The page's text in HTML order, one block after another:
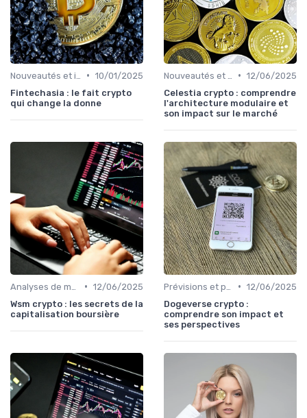
• 10/01/2025
Fintechasia : le fait crypto
qui change la donne
• 12/06/2025
Celestia crypto : comprendre
l'architecture modulaire et
son impact sur le marché
• 12/06/2025
Wsm crypto : les secrets de la
capitalisation boursière
• 12/06/2025
Dogeverse crypto :
comprendre son impact et
ses perspectives